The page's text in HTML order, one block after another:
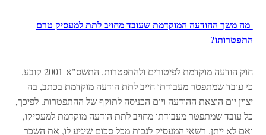
מה משך ההודעה המוקדמת שעובד מחויב לתת למעסיק טרם
התפטרותו?
חוק הודעה מוקדמת לפיטורים ולהתפטרות, התשס"א-2001 קובע,
כי עובד שמתפטר מעבודתו חייב לתת הודעה מוקדמת בכתב, בה
יצוין יום הוצאת ההודעה ויום הכניסה לתוקף של ההתפטרות. לפיכך,
כל עובד שמתפטר מעבודתו מחויב לתת הודעה מוקדמת למעסיקו,
ואם לא ייתן, רשאי המעסיק לנכות מכל סכום שיגיע לו, את השכר